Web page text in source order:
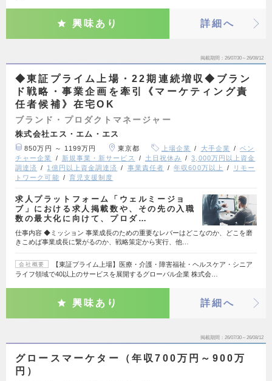
興味あり 詳細へ
掲載期間 26/07/30～26/08/12
◆東証プライム上場・22期連続増収◆ブラン
ド戦略・事業企画を牽引《マーケティング責
任者候補》在宅OK
ブランド・プロダクトマネージャー
株式会社エス・エム・エス
850万円 ～ 1199万円 東京都 上場企業 大手企業
ベン
チャー企業
新規事業・新サービス 土日祝休み
3,000万円以上資金
調達済
1億円以上資金調達済 事業責任者 年収600万以上
リモー
トワーク可能
育児支援制度
求人プラットフォーム「ウェルミージョ
ブ」における求人掲載数や、その先の入職
数の最大化に向けて、プロダ…
仕事内容 ◆ミッション 事業成長のための重要なレバーはどこなのか、どこを磨
きこめば事業成長に繋がるのか、戦略策定から実行、他…
会社概要
【東証プライム上場】医療・介護・障害福祉・ヘルスケア・シニア
ライフ領域で40以上のサービスを展開するグローバル企業 株式会…
興味あり 詳細へ
掲載期間 26/07/30～26/08/12
グロースマーケター（年収700万円～900万
円）